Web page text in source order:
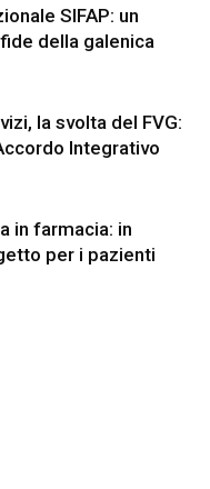
SIFAP: un
della galenica
la svolta del FVG:
Integrativo
in farmacia: in
per i pazienti